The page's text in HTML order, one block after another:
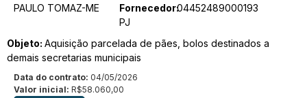
Legislação
Transparência Fiscal
E-SIC
PAULO TOMAZ-ME
Fornecedor:
PJ
04452489000193
Objeto: Aquisição parcelada de pães, bolos destinados a
demais secretarias municipais
Data do contrato: 04/05/2026
Valor inicial: R$58.060,00